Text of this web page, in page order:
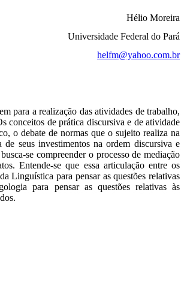
Hélio Moreira
Universidade Federal do Pará
helfm@yahoo.com.br
para a realização das atividades de trabalho,
conceitos de prática discursiva e de atividade
o debate de normas que o sujeito realiza na
seus investimentos na ordem discursiva e
se compreender o processo de mediação
Entende-se que essa articulação entre os
da Linguística para pensar as questões relativas
para pensar as questões relativas às